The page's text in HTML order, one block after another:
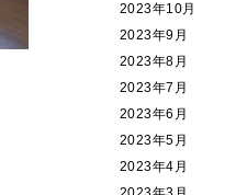
2023年10月
2023年9月
2023年8月
2023年7月
2023年6月
2023年5月
2023年4月